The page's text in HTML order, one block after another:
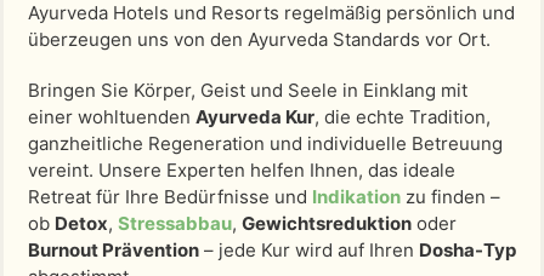
Ayurveda Hotels und Resorts regelmäßig persönlich und
überzeugen uns von den Ayurveda Standards vor Ort.
Bringen Sie Körper, Geist und Seele in Einklang mit
einer wohltuenden Ayurveda Kur, die echte Tradition,
ganzheitliche Regeneration und individuelle Betreuung
vereint. Unsere Experten helfen Ihnen, das ideale
Retreat für Ihre Bedürfnisse und Indikation zu finden –
ob Detox, Stressabbau, Gewichtsreduktion oder
Burnout Prävention – jede Kur wird auf Ihren Dosha-Typ